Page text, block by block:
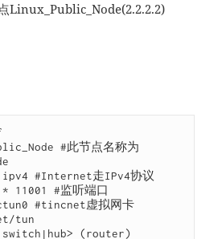
Linux_Public_Node(2.2.2.2)
#此节点名称为
ipv4 #Internet走IPv4协议
11001 #监听端口
#tincnet虚拟网卡
tun
(router)